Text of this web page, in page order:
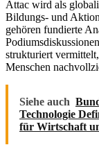
Attac wird als
Bildungs- und
gehören fundierte
strukturiert
Menschen
Siehe auch
Technologie
für Wirtschaft